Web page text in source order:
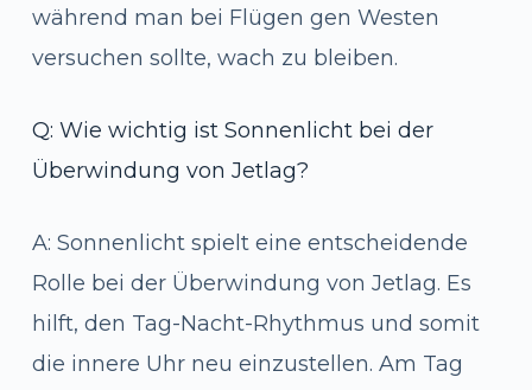
während man bei Flügen gen Westen
versuchen sollte, wach zu bleiben.
Q: Wie wichtig ist Sonnenlicht bei der
Überwindung von Jetlag?
A: Sonnenlicht spielt eine entscheidende
Rolle bei der Überwindung von Jetlag. Es
hilft, den Tag-Nacht-Rhythmus und somit
die innere Uhr neu einzustellen. Am Tag